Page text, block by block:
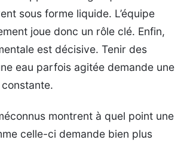
sous forme liquide. L’équipe
joue donc un rôle clé. Enfin,
est décisive. Tenir des
eau parfois agitée demande une
montrent à quel point une
celle-ci demande bien plus